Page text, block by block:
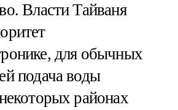
Власти Тайваня
для обычных
подача воды
районах